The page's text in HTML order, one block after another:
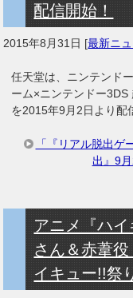
配信開始！
2015年8月31日 [最新ニ
任天堂は、ニンテンド
ーム×ニンテンドー
を2015年9月2日より配
「『リアル脱出
出』9
アニメ『ハ
さん＆赤葦
イキュー!!祭